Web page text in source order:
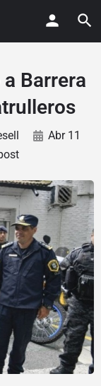
Barrera
Abr 11